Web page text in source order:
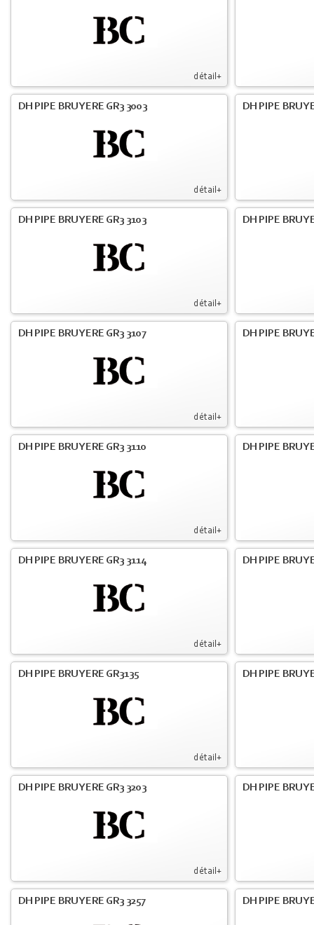
détail+
détail+
DH PIPE BRUYERE GR3 3003 DH PIPE
détail+
DH PIPE BRUYERE GR3 3103 DH PIPE
détail+
DH PIPE BRUYERE GR3 3107 DH PIPE
détail+
DH PIPE BRUYERE GR3 3110 DH PIPE
détail+
DH PIPE BRUYERE GR3 3114 DH PIPE
détail+
DH PIPE BRUYERE GR3135 DH PIPE
détail+
DH PIPE BRUYERE GR3 3203 DH PIPE
DH PIPE BRUYERE GR3 3257 DH PIPE